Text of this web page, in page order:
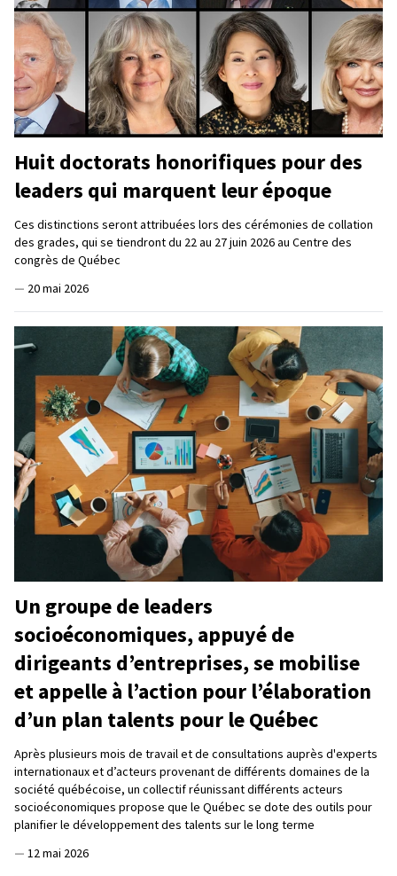
Huit doctorats honorifiques pour des
leaders qui marquent leur époque
Ces distinctions seront attribuées lors des cérémonies de collation
des grades, qui se tiendront du 22 au 27 juin 2026 au Centre des
congrès de Québec
— 20 mai 2026
Un groupe de leaders
socioéconomiques, appuyé de
dirigeants d’entreprises, se mobilise
et appelle à l’action pour l’élaboration
d’un plan talents pour le Québec
Après plusieurs mois de travail et de consultations auprès d'experts
internationaux et d’acteurs provenant de différents domaines de la
société québécoise, un collectif réunissant différents acteurs
socioéconomiques propose que le Québec se dote des outils pour
planifier le développement des talents sur le long terme
— 12 mai 2026